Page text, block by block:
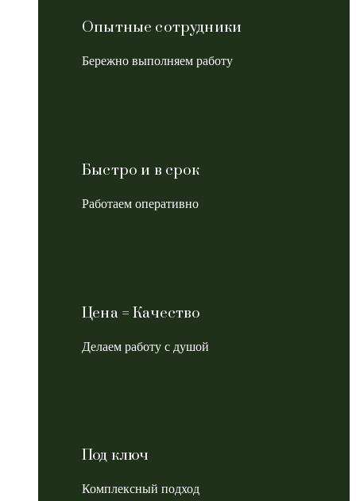
Опытные сотрудники
Бережно выполняем работу
Быстро и в срок
Работаем оперативно
Цена = Качество
Делаем работу с душой
Под ключ
Комплексный подход